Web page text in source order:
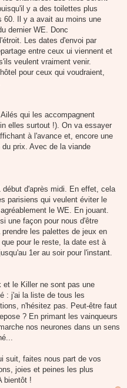
y a des toilettes plus
60. Il y a avait au moins une
dernier WE. Donc
Les dates d'envoi par
entre ceux ui viennent et
veulent vraiment venir.
pour ceux qui voudraient,
qui les accompagnent
elles surtout !). On va essayer
à l'avance et, encore une
prix. Avec de la viande
début d'après midi. En effet, cela
parisiens qui veulent éviter le
le WE. En jouant.
une façon pour nous d'être
les palettes de jeux en
pour le reste, la date est à
1er au soir pour l'instant.
et le Killer ne sont pas une
: j'ai la liste de tous les
n'hésitez pas. Peut-être faut
? En primant les vainqueurs
nos neurones dans un sens
suit, faites nous part de vos
joies et peines les plus
bientôt !